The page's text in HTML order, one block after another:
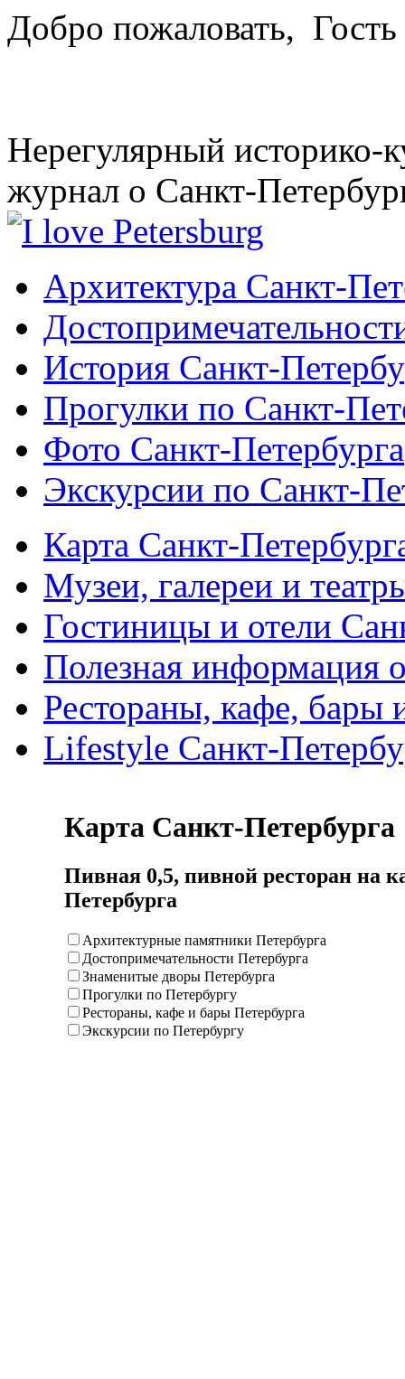
Добро пожаловать, Гость
Нерегулярный историко-
журнал о Санкт-
Архитектура Санкт-
История Санкт-
Прогулки по Санкт-
Фото Санкт-Петербурга
Экскурсии по Санкт-
Карта Санкт-
Музеи, галереи и
Гостиницы и отели
Полезная информация
Рестораны, кафе, бары
Lifestyle Санкт-
Карта Санкт-Петербурга
Пивная 0,5, пивной ресторан на
Петербурга
Архитектурные памятники Петербурга
Достопримечательности Петербурга
Знаменитые дворы Петербурга
Прогулки по Петербургу
Рестораны, кафе и бары Петербурга
Экскурсии по Петербургу